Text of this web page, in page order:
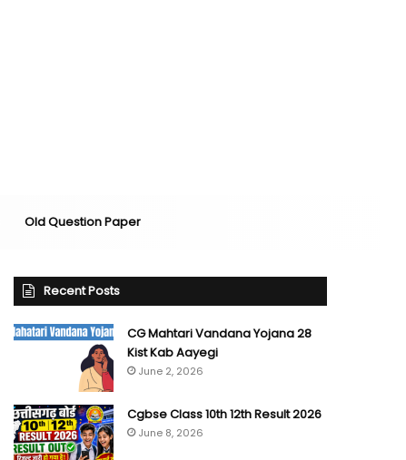
Old Question Paper
Recent Posts
CG Mahtari Vandana Yojana 28
Kist Kab Aayegi
June 2, 2026
Cgbse Class 10th 12th Result 2026
June 8, 2026